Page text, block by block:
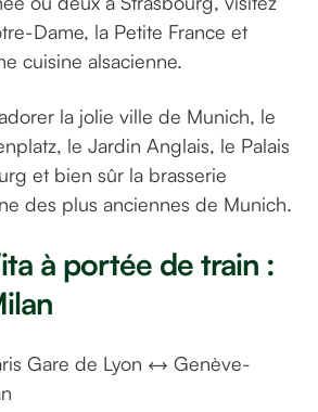
Dame, la Petite France et
cuisine alsacienne.
la jolie ville de Munich, le
le Jardin Anglais, le Palais
et bien sûr la brasserie
des plus anciennes de Munich.
à portée de train :
Gare de Lyon ↔️ Genève-